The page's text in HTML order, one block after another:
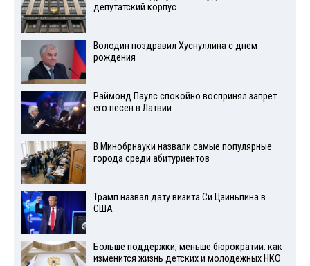
депутатский корпус
Володин поздравил Хуснуллина с днем
рождения
Раймонд Паулс спокойно воспринял запрет
его песен в Латвии
В Минобрнауки назвали самые популярные
города среди абитуриентов
Трамп назвал дату визита Си Цзиньпина в
США
Больше поддержки, меньше бюрократии: как
изменится жизнь детских и молодежных НКО